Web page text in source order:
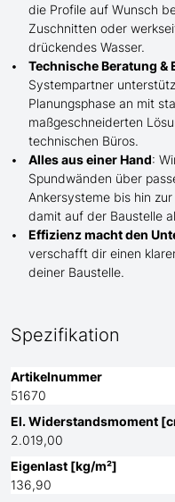
die Profile auf Wunsch
Zuschnitten oder
drückendes Wasser.
Technische Beratung &
Systempartner
Planungsphase an mit
maßgeschneiderten
technischen Büros.
Alles aus einer Hand:
Spundwänden über
Ankersysteme bis hin
damit auf der Baustelle
Effizienz macht den
verschafft dir einen
deiner Baustelle.
Spezifikation
Artikelnummer
51670
El. Widerstandsmoment
2.019,00
Eigenlast [kg/m²]
136,90